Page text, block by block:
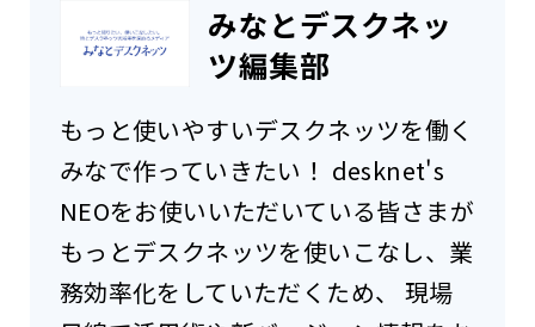
みなとデスクネッ
ツ編集部
もっと使いやすいデスクネッツを働く
みなで作っていきたい！ desknet's
NEOをお使いいただいている皆さまが
もっとデスクネッツを使いこなし、業
務効率化をしていただくため、 現場